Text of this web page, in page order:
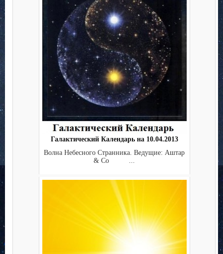
Галактический Календарь на 10.04.2013
Волна Небесного Странника. Ведущие: Аштар
& Co ...